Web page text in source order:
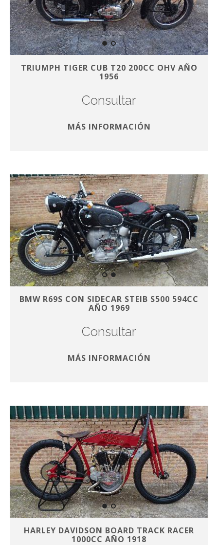
TRIUMPH TIGER CUB T20 200CC OHV AÑO
1956
Consultar
MÁS INFORMACIÓN
BMW R69S CON SIDECAR STEIB S500 594CC
AÑO 1969
Consultar
MÁS INFORMACIÓN
HARLEY DAVIDSON BOARD TRACK RACER
1000CC AÑO 1918